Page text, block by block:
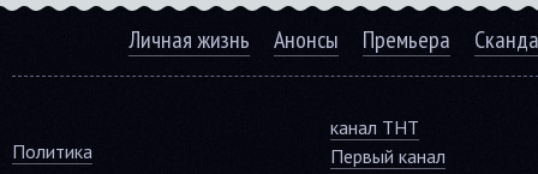
Личная жизнь Анонсы Премьера
Политика
канал ТНТ
Первый канал